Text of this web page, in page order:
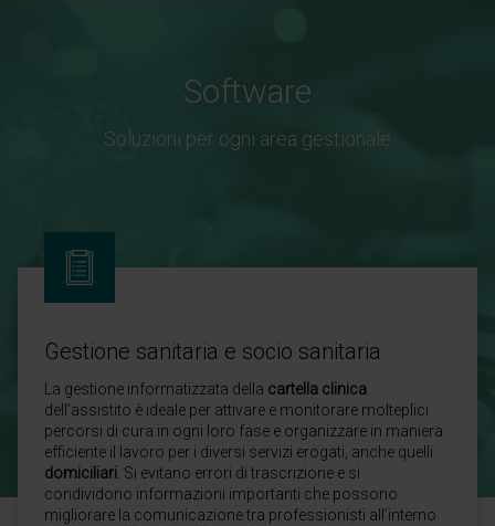
Software
Soluzioni per ogni area gestionale
Gestione sanitaria e socio sanitaria
La gestione informatizzata della cartella clinica
dell’assistito è ideale per attivare e monitorare molteplici
percorsi di cura in ogni loro fase e organizzare in maniera
efficiente il lavoro per i diversi servizi erogati, anche quelli
domiciliari . Si evitano errori di trascrizione e si
condividono informazioni importanti che possono
migliorare la comunicazione tra professionisti all’interno